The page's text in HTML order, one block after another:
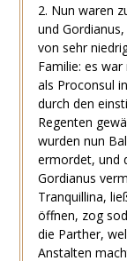
2. Nun waren
und
von sehr
Familie: es
als Proconsul
durch den
Regenten
wurden nun
ermordet, und
Gordianus
Tranquillina,
öffnen, zog
die Parther,
Anstalten